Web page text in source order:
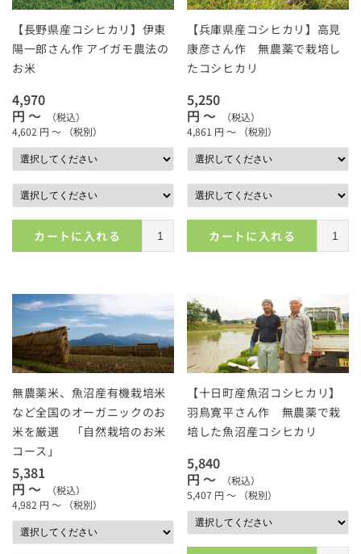
【長野県産コシヒカリ】伊東
陽一郎さん作 アイガモ農法の
お米
4,970
円 ～
（税込）
4,602 円 ～ （税別）
カートに入れる
【兵庫県産コシヒカリ】高見
康彦さん作 無農薬で栽培し
たコシヒカリ
5,250
円 ～
（税込）
4,861 円 ～ （税別）
カートに入れる
無農薬米、魚沼産有機栽培米
など全国のオーガニックのお
米を厳選 「自然栽培のお米
コース」
5,381
円 ～
（税込）
4,982 円 ～ （税別）
【十日町産魚沼コシヒカリ】
羽鳥寛平さん作 無農薬で栽
培した魚沼産コシヒカリ
5,840
円 ～
（税込）
5,407 円 ～ （税別）